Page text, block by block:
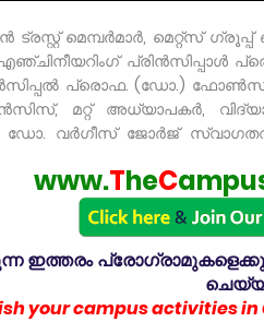
മെമ്പർമാർ, മെറ്റ്സ്
പ്രിൻസിപ്പാൾ
പ്രൊഫ. (ഡോ.) ഫോൺസി
മറ്റ് അധ്യാപകർ,
ഡോ. വർഗീസ് ജോർജ്
www.TheC
ഇത്തരം
your campus activities in